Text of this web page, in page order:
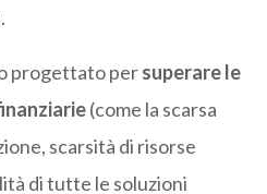
progettato persuperare le
(come la scarsa
scarsità di risorse
di tutte le soluzioni